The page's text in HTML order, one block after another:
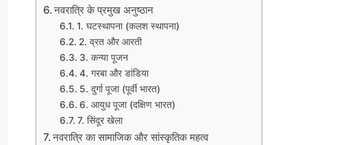
नवरात्रि के प्रमुख अनुष्ठान
1. घटस्थापना (कलश स्थापना)
2. व्रत और आरती
3. कन्या पूजन
4. गरबा और डांडिया
5. दुर्गा पूजा (पूर्वी भारत)
6. आयुध पूजा (दक्षिण भारत)
7. सिंदूर खेला
नवरात्रि का सामाजिक और सांस्कृतिक महत्व